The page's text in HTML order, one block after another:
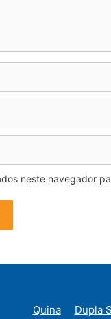
neste navegador
Quina Dupla